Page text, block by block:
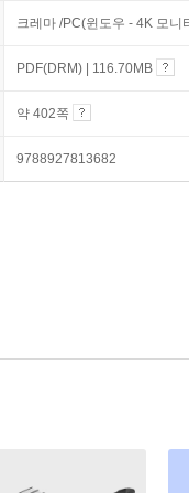
크레마 /PC(윈도우 - 4K 모
PDF(DRM) | 116.70MB
약 402쪽
9788927813682